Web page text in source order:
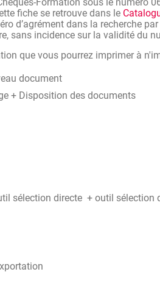
fiche se retrouve dans le
d’agrément dans la recherche
sans incidence sur la validité du
que vous pourrez imprimer à
document
+ Disposition des documents
sélection directe + outil sélection